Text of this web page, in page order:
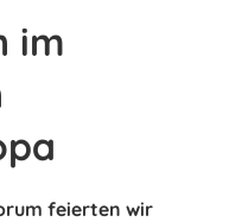
im
feierten wir